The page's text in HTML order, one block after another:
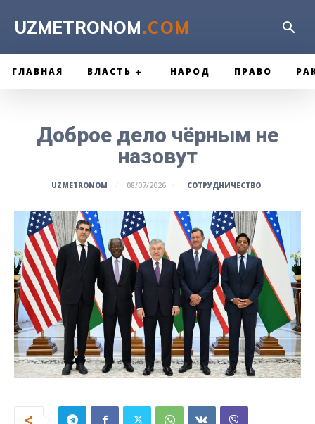
UZMETRONOM.COM
ГЛАВНАЯ ВЛАСТЬ НАРОД ПРАВО
Доброе дело чёрным не
назовут
UZMETRONOM 08/07/2026 СОТРУДНИЧЕСТВО